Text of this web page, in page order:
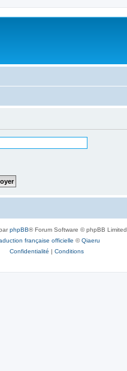
phpBB® Forum Software © phpBB Limited
française officielle ©Qiaeru
Confidentialité | Conditions